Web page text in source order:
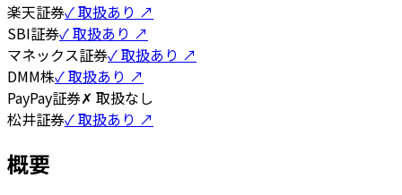
楽天証券✓ 取扱あり ↗
SBI証券✓ 取扱あり ↗
マネックス証券✓ 取扱あり ↗
DMM株✓ 取扱あり ↗
PayPay証券✗ 取扱なし
松井証券✓ 取扱あり ↗
概要